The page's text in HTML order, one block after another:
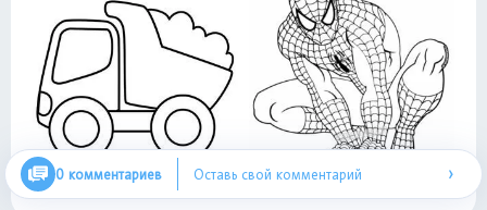
0 комментариев Оставь свой комментарий ›